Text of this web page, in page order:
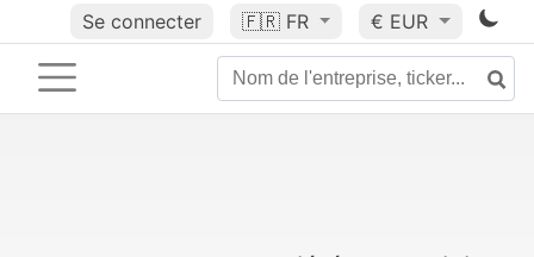
Se connecter 🇫🇷 FR € EUR